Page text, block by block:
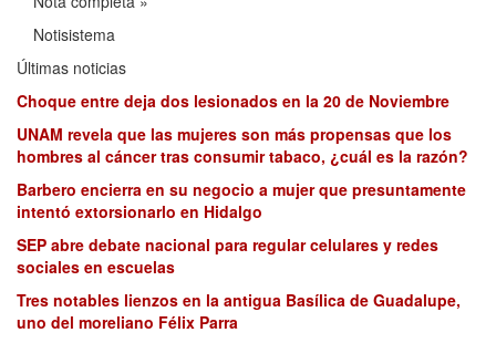
Notisistema
Últimas noticias
Choque entre deja dos lesionados en la 20 de Noviembre
UNAM revela que las mujeres son más propensas que los
hombres al cáncer tras consumir tabaco, ¿cuál es la razón?
Barbero encierra en su negocio a mujer que presuntamente
intentó extorsionarlo en Hidalgo
SEP abre debate nacional para regular celulares y redes
sociales en escuelas
Tres notables lienzos en la antigua Basílica de Guadalupe,
uno del moreliano Félix Parra